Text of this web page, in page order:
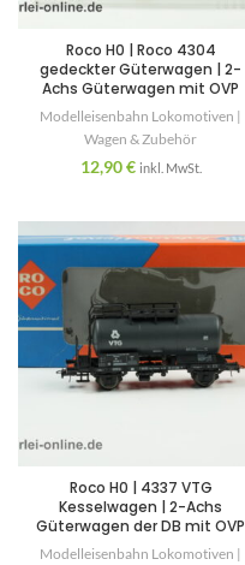
Roco H0 | Roco 4304
gedeckter Güterwagen | 2-
Achs Güterwagen mit OVP
Modelleisenbahn Lokomotiven |
Wagen & Zubehör
12,90€ inkl. MwSt.
Roco H0 | 4337 VTG
Kesselwagen | 2-Achs
Güterwagen der DB mit OVP
Modelleisenbahn Lokomotiven |